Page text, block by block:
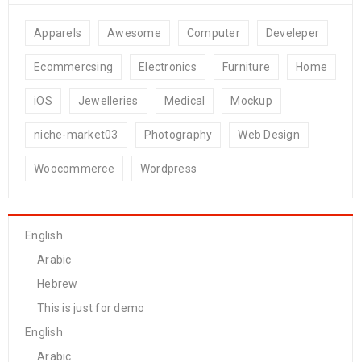
Apparels Awesome Computer Develeper
Ecommercsing Electronics Furniture Home
iOS Jewelleries Medical Mockup
niche-market03 Photography Web Design
Woocommerce Wordpress
English
Arabic
Hebrew
This is just for demo
English
Arabic